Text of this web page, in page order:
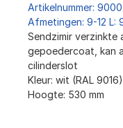
Artikelnummer:
Afmetingen: 9-12 L:
﻿Sendzimir verzinkte
gepoedercoat, kan
cilinderslot
Kleur: wit (RAL 9016)
Hoogte: 530 mm